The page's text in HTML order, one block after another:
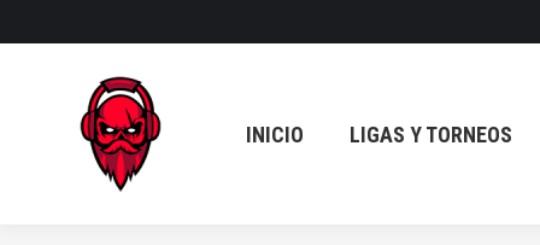
INICIO LIGAS Y TORNEOS